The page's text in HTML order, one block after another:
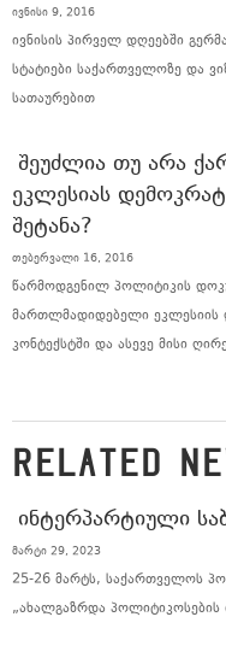
ივნისი 9, 2016
ივნისის პირველ დღეებში
სტატიები საქართველოზე და
სათაურებით
ᲨᲔᲣᲫᲚᲘᲐ ᲗᲣ ᲐᲠᲐ
ᲔᲙᲚᲔᲡᲘᲐᲡ
ᲨᲔᲢᲐᲜᲐ?
თებერვალი 16, 2016
წარმოდგენილ პოლიტიკის
მართლმადიდებელი ეკლესიის
კონტექსტში და ასევე მისი
RELATED
ᲘᲜᲢᲔᲠᲞᲐᲠᲢᲘᲣᲚᲘ
მარტი 29, 2023
25-26 მარტს, საქართველოს
„ახალგაზრდა პოლიტიკოსების